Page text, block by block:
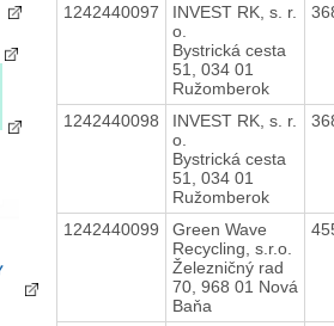
1242440097
INVEST RK, s. r.
o.
Bystrická cesta
51, 034 01
Ružomberok
1242440098
INVEST RK, s. r.
o.
Bystrická cesta
51, 034 01
Ružomberok
1242440099
Green Wave
Recycling, s.r.o.
Železničný rad
70, 968 01 Nová
Baňa